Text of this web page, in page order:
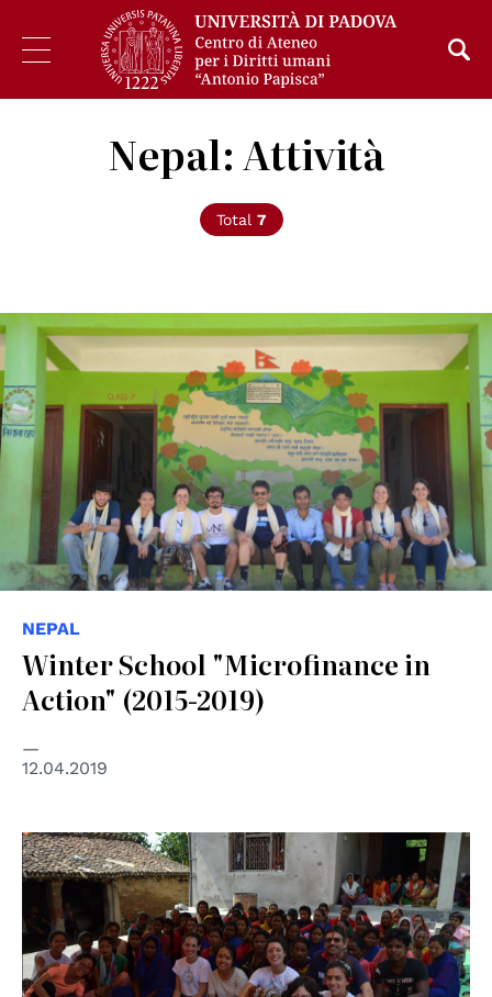
Nepal: Attività
Total 7
NEPAL
Winter School "Microfinance in
Action" (2015-2019)
12.04.2019